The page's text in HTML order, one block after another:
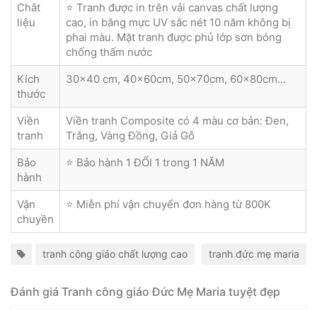
Chât
liệu
⭐ Tranh được in trên vải canvas chất lượng
cao, in bằng mực UV sắc nét 10 năm không bị
phai màu. Mặt tranh được phủ lớp sơn bóng
chống thấm nước
Kích
thước
30x40 cm, 40x60cm, 50x70cm, 60x80cm...
Viền
tranh
Viền tranh Composite có 4 màu cơ bản: Đen,
Trắng, Vàng Đồng, Giả Gỗ
Bảo
hành
⭐ Bảo hành 1 ĐỔI 1 trong 1 NĂM
Vận
chuyền
⭐ Miễn phí vận chuyển đơn hàng từ 800K
tranh công giáo chất lượng cao tranh đức mẹ maria
Đánh giá Tranh công giáo Đức Mẹ Maria tuyệt đẹp